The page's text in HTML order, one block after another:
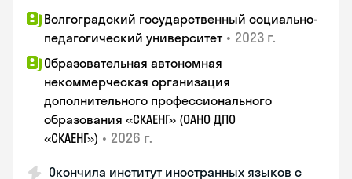
Волгоградский государственный социально-
педагогический университет • 2023 г.
Образовательная автономная
некоммерческая организация
дополнительного профессионального
образования «СКАЕНГ» (ОАНО ДПО
«СКАЕНГ») • 2026 г.
Окончила институт иностранных языков с